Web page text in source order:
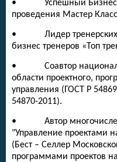
• Успешный Бизнес –
проведения Мастер
• Лидер тренерских
бизнес тренеров «Топ
• Соавтор
области проектного,
управления (ГОСТ Р
54870-2011).
• Автор
"Управление проектами
(Бест – Селлер
программами проектов